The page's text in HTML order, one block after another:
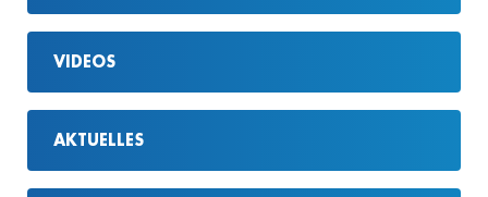
VIDEOS
AKTUELLES